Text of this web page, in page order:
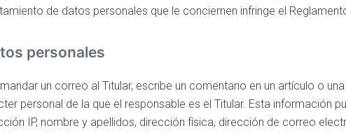
de datos personales que le conciernen infringe el
personales
un correo al Titular, escribe un comentario en un artículo o
personal de la que el responsable es el Titular. Esta información
IP, nombre y apellidos, dirección física, dirección de correo